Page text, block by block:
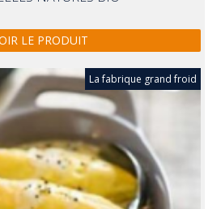
LE PRODUIT
La fabrique grand froid